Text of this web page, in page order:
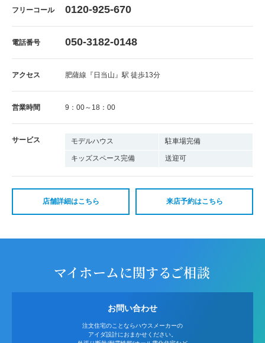
フリーコール 0120-925-670
電話番号 050-3182-0148
アクセス 肥薩線『日当山』駅 徒歩13分
営業時間 9：00～18：00
サービス モデルハウス 駐車場完備
キッズスペース完備 送迎可
店舗詳細はこちら 来店予約はこちら
マイホームに関するご相談
お問い合わせ
注文住宅のことならハウスメーカーの
アイダ設計におまかせください。